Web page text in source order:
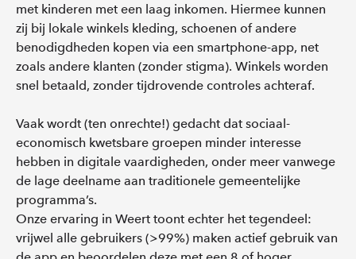
met kinderen met een laag inkomen. Hiermee kunnen
zij bij lokale winkels kleding, schoenen of andere
benodigdheden kopen via een smartphone-app, net
zoals andere klanten (zonder stigma). Winkels worden
snel betaald, zonder tijdrovende controles achteraf.
Vaak wordt (ten onrechte!) gedacht dat sociaal-
economisch kwetsbare groepen minder interesse
hebben in digitale vaardigheden, onder meer vanwege
de lage deelname aan traditionele gemeentelijke
programma’s.
Onze ervaring in Weert toont echter het tegendeel:
vrijwel alle gebruikers (>99%) maken actief gebruik van